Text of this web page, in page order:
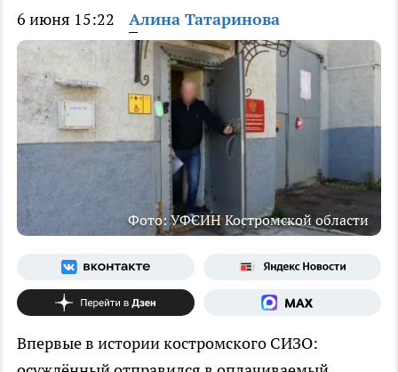
6 июня 15:22 Алина Татаринова
Фото: УФСИН Костромской области
Впервые в истории костромского СИЗО: